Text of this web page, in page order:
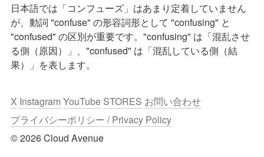
日本語では「コンフューズ」はあまり定着していません
が、動詞 "confuse" の形容詞形として "confusing" と
"confused" の区別が重要です。"confusing" は「混乱させ
る側（原因）」、"confused" は「混乱している側（結
果）」を表します。
X Instagram YouTube STORES お問い合わせ
プライバシーポリシー / Privacy Policy
© 2026 Cloud Avenue